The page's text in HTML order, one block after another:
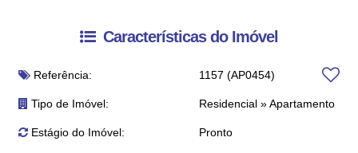
Características do Imóvel
Referência: 1157 (AP0454)
Tipo de Imóvel: Residencial »Apartamento
Estágio do Imóvel: Pronto